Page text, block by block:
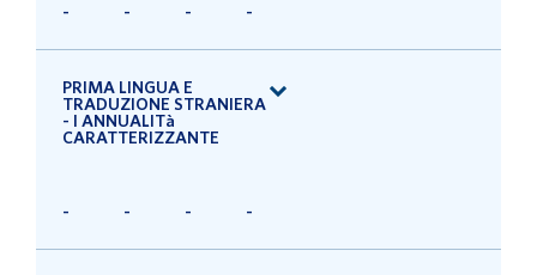
- - - -
PRIMA LINGUA E
TRADUZIONE STRANIERA
- I ANNUALITà
CARATTERIZZANTE
- - - -